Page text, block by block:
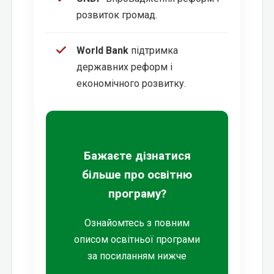
розвиток громад.
World Bank підтримка
державних реформ і
економічного розвитку.
Бажаєте дізнатися
більше про освітню
програму?
Ознайомтесь з повним
описом освітньої програми
за посиланням нижче